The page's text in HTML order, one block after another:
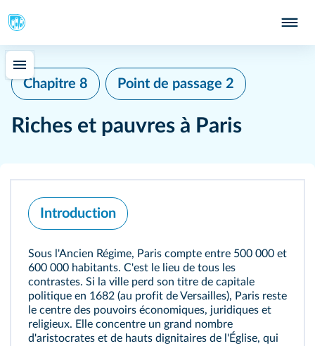
Chapitre 8 Point de passage 2
Riches et pauvres à Paris
Introduction
Sous l'Ancien Régime, Paris compte entre 500 000 et
600 000 habitants. C'est le lieu de tous les
contrastes. Si la ville perd son titre de capitale
politique en 1682 (au profit de Versailles), Paris reste
le centre des pouvoirs économiques, juridiques et
religieux. Elle concentre un grand nombre
d'aristocrates et de hauts dignitaires de l'Église, qui